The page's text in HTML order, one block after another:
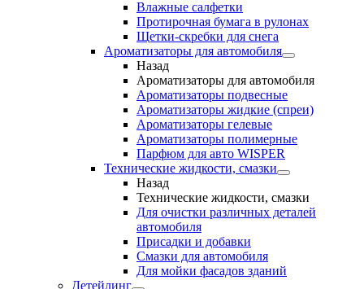
Влажные салфетки
Протирочная бумага в рулонах
Щетки-скребки для снега
Ароматизаторы для автомобиля
Назад
Ароматизаторы для автомобиля
Ароматизаторы подвесные
Ароматизаторы жидкие (спреи)
Ароматизаторы гелевые
Ароматизаторы полимерные
Парфюм для авто WISPER
Технические жидкости, смазки
Назад
Технические жидкости, смазки
Для очистки различных деталей
автомобиля
Присадки и добавки
Смазки для автомобиля
Для мойки фасадов зданий
Детейлинг